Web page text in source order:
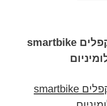
אופניים חשמליים מתקפלים smartbike